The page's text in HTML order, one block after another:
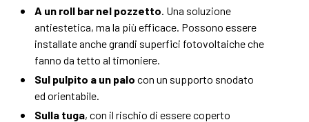
A un roll bar nel pozzetto. Una soluzione
antiestetica, ma la più efficace. Possono essere
installate anche grandi superfici fotovoltaiche che
fanno da tetto al timoniere.
Sul pulpito a un palo con un supporto snodato
ed orientabile.
Sulla tuga, con il rischio di essere coperto